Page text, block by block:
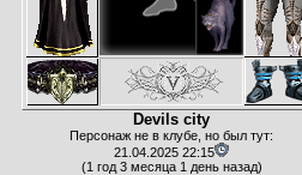
Devils city
Персонаж не в клубе, но был тут:
21.04.2025 22:15
(1 год 3 месяца 1 день назад)